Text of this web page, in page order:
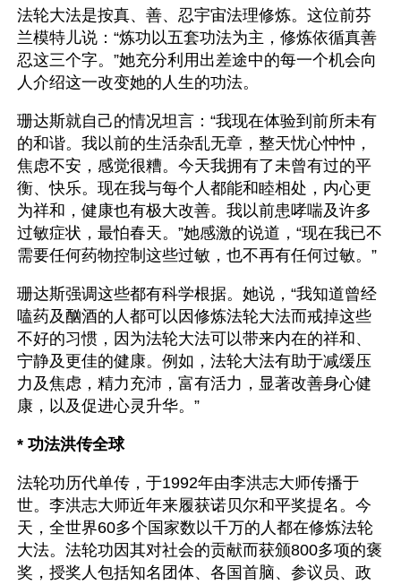
法轮大法是按真、善、忍宇宙法理修炼。这位前芬
兰模特儿说：“炼功以五套功法为主，修炼依循真善
忍这三个字。”她充分利用出差途中的每一个机会向
人介绍这一改变她的人生的功法。
珊达斯就自己的情况坦言：“我现在体验到前所未有
的和谐。我以前的生活杂乱无章，整天忧心忡忡，
焦虑不安，感觉很糟。今天我拥有了未曾有过的平
衡、快乐。现在我与每个人都能和睦相处，内心更
为祥和，健康也有极大改善。我以前患哮喘及许多
过敏症状，最怕春天。”她感激的说道，“现在我已不
需要任何药物控制这些过敏，也不再有任何过敏。”
珊达斯强调这些都有科学根据。她说，“我知道曾经
嗑药及酗酒的人都可以因修炼法轮大法而戒掉这些
不好的习惯，因为法轮大法可以带来内在的祥和、
宁静及更佳的健康。例如，法轮大法有助于减缓压
力及焦虑，精力充沛，富有活力，显著改善身心健
康，以及促进心灵升华。”
* 功法洪传全球
法轮功历代单传，于1992年由李洪志大师传播于
世。李洪志大师近年来履获诺贝尔和平奖提名。今
天，全世界60多个国家数以千万的人都在修炼法轮
大法。法轮功因其对社会的贡献而获颁800多项的褒
奖，授奖人包括知名团体、各国首脑、参议员、政